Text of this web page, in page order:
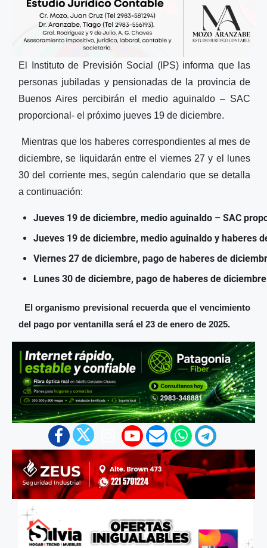
El Instituto de Previsión Social (IPS) informa que las
personas jubiladas y pensionadas de la provincia de
Buenos Aires percibirán el medio aguinaldo – SAC
proporcional- el próximo jueves 19 de diciembre.
Mientras que los haberes correspondientes al mes de
diciembre, se liquidarán entre el viernes 27 y el lunes
30 del corriente mes, según calendario que se detalla
a continuación:
Jueves 19 de diciembre, medio aguinaldo – SAC
Jueves 19 de diciembre, medio aguinaldo y haberes
Viernes 27 de diciembre, pago de haberes de
Lunes 30 de diciembre, pago de haberes de diciembre
El organismo previsional recuerda que el vencimiento
del pago por ventanilla será el 23 de enero de 2025.